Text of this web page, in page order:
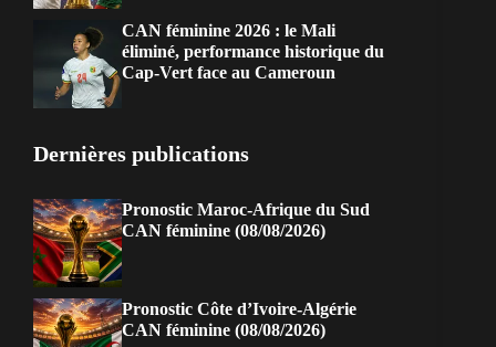
CAN féminine 2026 : le Mali
éliminé, performance historique du
Cap-Vert face au Cameroun
Dernières publications
Pronostic Maroc-Afrique du Sud
CAN féminine (08/08/2026)
Pronostic Côte d’Ivoire-Algérie
CAN féminine (08/08/2026)